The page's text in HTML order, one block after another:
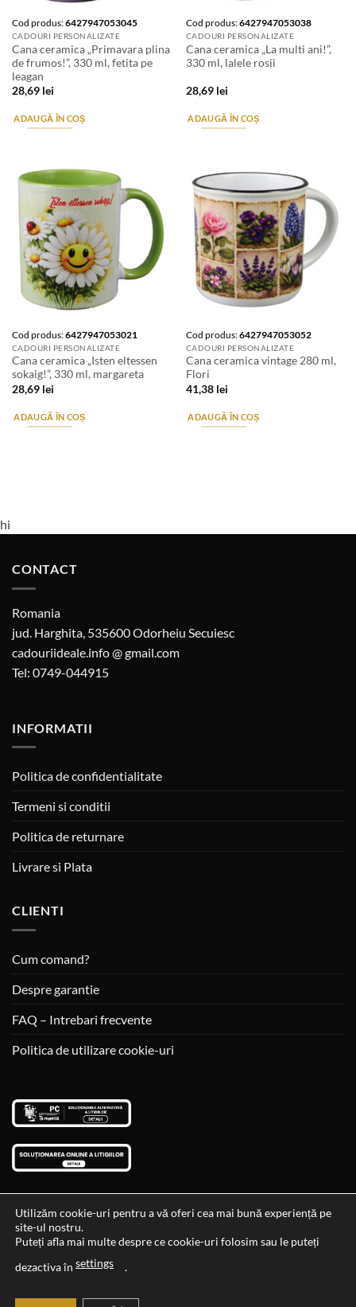
Cod produs:6427947053045
CADOURI PERSONALIZATE
Cana ceramica „Primavara plina
de frumos!”, 330 ml, fetita pe
leagan
28,69 lei
ADAUGĂ ÎN COȘ
Cod produs:6427947053038
CADOURI PERSONALIZATE
Cana ceramica „La multi ani!”,
330 ml, lalele rosii
28,69 lei
ADAUGĂ ÎN COȘ
Cod produs:6427947053021
CADOURI PERSONALIZATE
Cana ceramica „Isten eltessen
sokaig!”, 330 ml, margareta
28,69 lei
ADAUGĂ ÎN COȘ
Cod produs:6427947053052
CADOURI PERSONALIZATE
Cana ceramica vintage 280 ml,
Flori
41,38 lei
ADAUGĂ ÎN COȘ
hi
CONTACT
Romania
jud. Harghita, 535600 Odorheiu Secuiesc
cadouriideale.info @ gmail.com
Tel: 0749-044915
INFORMATII
Politica de confidentialitate
Termeni si conditii
Politica de returnare
Livrare si Plata
CLIENTI
Cum comand?
Despre garantie
FAQ – Intrebari frecvente
Politica de utilizare cookie-uri
Data si ora ultimei actualizari al stocului si ale preturilor: 29-12-
Utilizăm cookie-uri pentru a vă oferi cea mai bună experiență pe
site-ul nostru.
Puteți afla mai multe despre ce cookie-uri folosim sau le puteți
dezactiva în settings .